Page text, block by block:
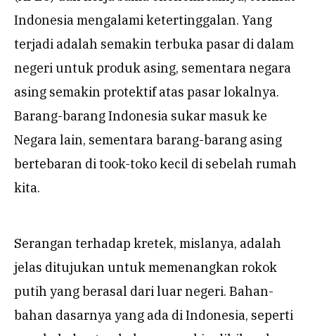
Indonesia mengalami ketertinggalan. Yang
terjadi adalah semakin terbuka pasar di dalam
negeri untuk produk asing, sementara negara
asing semakin protektif atas pasar lokalnya.
Barang-barang Indonesia sukar masuk ke
Negara lain, sementara barang-barang asing
bertebaran di took-toko kecil di sebelah rumah
kita.
Serangan terhadap kretek, mislanya, adalah
jelas ditujukan untuk memenangkan rokok
putih yang berasal dari luar negeri. Bahan-
bahan dasarnya yang ada di Indonesia, seperti